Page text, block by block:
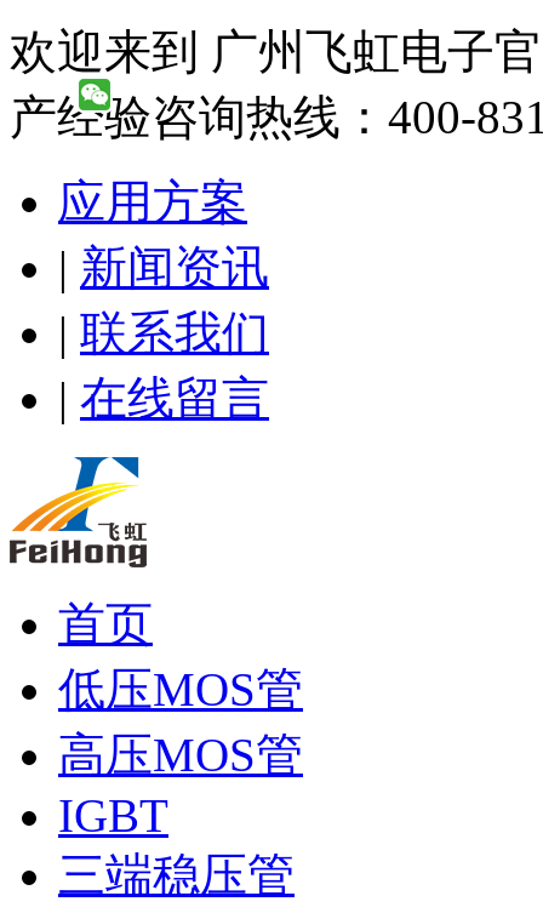
欢迎来到 广州飞虹电子
产经验咨询热线：400-
应用方案
| 新闻资讯
| 联系我们
| 在线留言
首页
低压MOS管
高压MOS管
IGBT
三端稳压管